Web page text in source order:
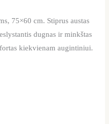
75×60 cm. Stiprus austas
dugnas ir minkštas
kiekvienam augintiniui.